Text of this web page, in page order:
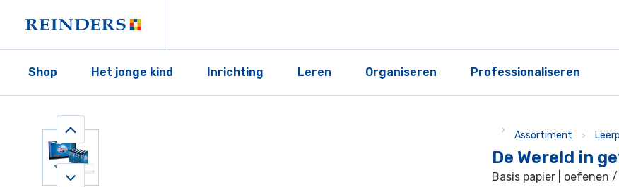
Shop Het jonge kind Inrichting Leren Organiseren Professionaliseren
Assortiment
De Wereld in
Basis papier | oefenen